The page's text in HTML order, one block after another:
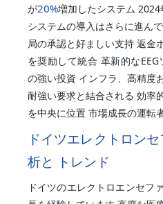
が20%増加したシステム
システムの導入はさらに進ん
局の承認と好ましい支持 返金
を奨励して統合 革新的な
の強い投資 インフラ、高精度
耐強い要求と結合される 効率
を中央に位置 市場成長の運転者
ドイツエレクトロン
析と トレンド
ドイツのエレクトロエンセフ